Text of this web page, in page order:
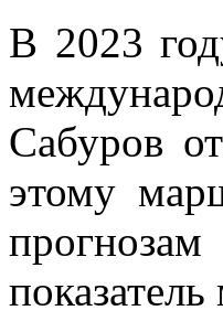
В 2023
Сабуров
этому